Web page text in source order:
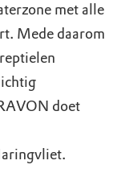
met alle
Mede daarom
doet